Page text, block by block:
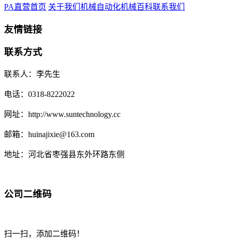
PA直营首页 关于我们 机械自动化机械百科联系我们
友情链接
联系方式
联系人：李先生
电话：0318-8222022
网址：http://www.suntechnology.cc
邮箱：huinajixie@163.com
地址：河北省枣强县东外环路东侧
公司二维码
扫一扫，添加二维码！